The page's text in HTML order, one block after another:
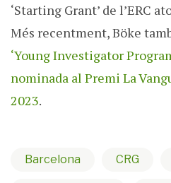
‘Starting Grant’ de l’ERC
Més recentment, Böke
‘Young Investigator
nominada al Premi La
2023.
Barcelona CRG